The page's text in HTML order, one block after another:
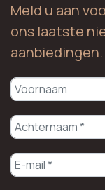
Meld u aan
ons laatste
aanbiedingen.